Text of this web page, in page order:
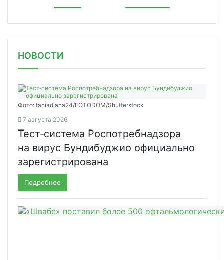
НОВОСТИ
Фото: faniadiana24/FOTODOM/Shutterstock
7 августа 2026
Тест‑система Роспотребнадзора
на вирус Бундибуджио официально
зарегистрирована
Подробнее